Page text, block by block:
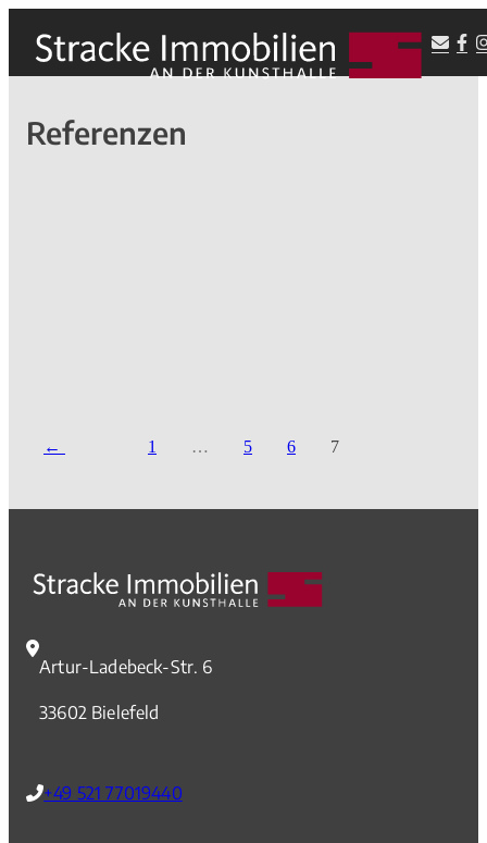
Referenzen
1 … 5 6 7
Artur-Ladebeck-Str. 6
33602 Bielefeld
+49 521 77019440